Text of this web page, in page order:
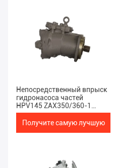
Непосредственный впрыск
гидронасоса частей
HPV145 ZAX350/360-1
Хитачи землекопа
Получите самую лучшую